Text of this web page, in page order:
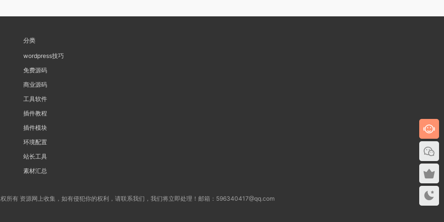
分类
wordpress技巧
免费源码
商业源码
工具软件
插件教程
插件模块
环境配置
站长工具
素材汇总
所有 资源网上收集，如有侵犯你的权利，请联系我们，我们将立即处理！邮箱：596340417@qq.com